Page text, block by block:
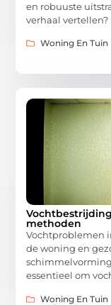
en robuuste
verhaal
Woning En Tuin
methoden
Vochtproblemen
de woning en
essentieel om
Woning En Tuin